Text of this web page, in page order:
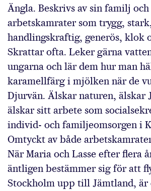
Ängla. Beskrivs av sin familj och
arbetskamrater som trygg,
handlingskraftig, generös, klok
Skrattar ofta. Leker gärna
ungarna och lär dem hur man
karamellfärg i mjölken när de
Djurvän. Älskar naturen, älskar
älskar sitt arbete som
individ- och familjeomsorgen i
Omtyckt av både
När Maria och Lasse efter flera
äntligen bestämmer sig för att
Stockholm upp till Jämtland, är